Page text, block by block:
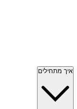
איך מתחילים